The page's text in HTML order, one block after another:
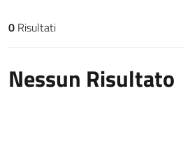
Risultati di ricerca
0 Risultati
Nessun Risultato